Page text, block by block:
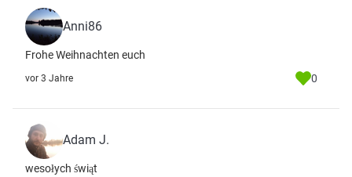
Anni86
Frohe Weihnachten euch
vor 3 Jahre 0
Adam J.
wesołych świąt